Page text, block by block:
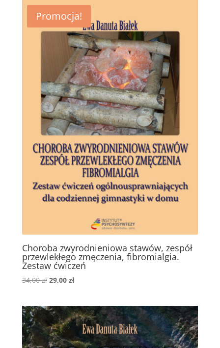
Promocja!
Choroba zwyrodnieniowa stawów, zespół
przewlekłego zmęczenia, fibromialgia.
Zestaw ćwiczeń
34,00zł Pierwotna
34,00 zł.
29,00 złAktualna
29,00 zł.